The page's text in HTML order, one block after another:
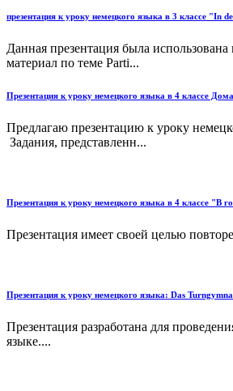
презентация к уроку немецкого языка в 3 классе "In
Данная презентация была
материал по теме Parti...
Презентация к уроку немецкого языка в 4 классе
Предлагаю презентацию к уроку
Задания, представленн...
Презентация к уроку немецкого языка в 4 классе "В
Презентация имеет своей целью
Презентация к уроку немецкого языка: Das
Презентация разработана для
языке....